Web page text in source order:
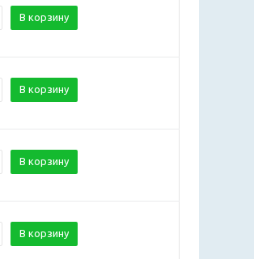
В корзину
В корзину
В корзину
В корзину